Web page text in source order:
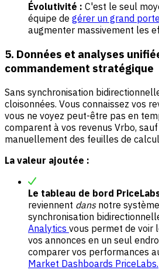
Évolutivité : C'est le seul
équipe de gérer un grand
augmenter massivement les
5. Données et analyses
commandement stratégique
Sans synchronisation
cloisonnées. Vous connaissez vos
vous ne voyez peut-être pas en
comparent à vos revenus Vrbo,
manuellement des feuilles de
La valeur ajoutée :
Le tableau de bord
reviennent dansnotre
synchronisation
Analytics vous permet de voir
vos annonces en un seul
comparer vos performances
Market Dashboards PriceLabs.